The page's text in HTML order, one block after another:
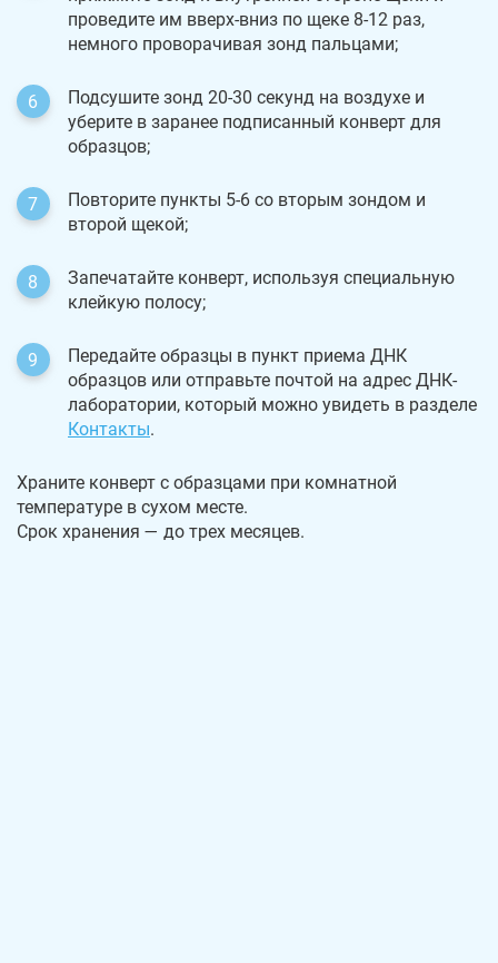
проведите им вверх-вниз по щеке 8-12 раз,
немного проворачивая зонд пальцами;
Подсушите зонд 20-30 секунд на воздухе и
уберите в заранее подписанный конверт для
образцов;
Повторите пункты 5-6 со вторым зондом и
второй щекой;
Запечатайте конверт, используя специальную
клейкую полосу;
Передайте образцы в пункт приема ДНК
образцов или отправьте почтой на адрес ДНК-
лаборатории, который можно увидеть в разделе
Контакты.
Храните конверт с образцами при комнатной
температуре в сухом месте.
Срок хранения — до трех месяцев.